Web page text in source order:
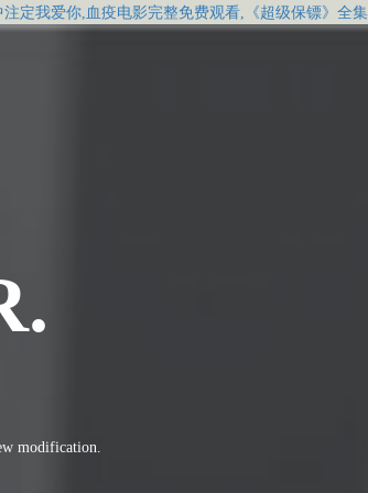
定我爱你,血疫电影完整免费观看,《超级保镖》全
modification.